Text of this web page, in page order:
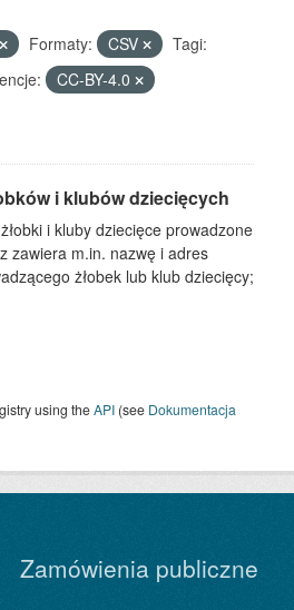
Formaty: CSV
Tagi:
CC-BY-4.0
i klubów dziecięcych
i kluby dziecięce prowadzone
zawiera m.in. nazwę i adres
żłobek lub klub dziecięcy;
using theAPI (see Dokumentacja
Zamówienia publiczne